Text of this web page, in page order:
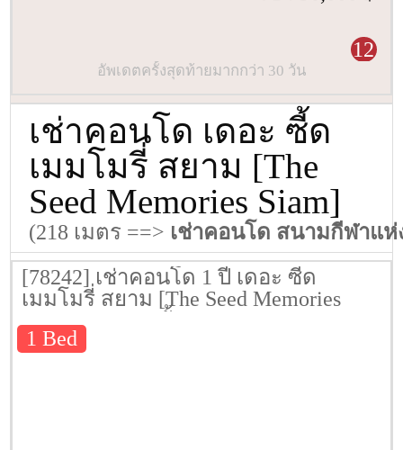
12
อัพเดตครั้งสุดท้ายมากกว่า 30 วัน
เช่าคอนโด เดอะ ซี้ด
เมมโมรี่ สยาม [The
Seed Memories Siam]
(218 เมตร ==> เช่าคอนโด สนามกีฬาแห่
[78242] เช่าคอนโด 1 ปี เดอะ ซี้ด
เมมโมรี่ สยาม [The Seed Memories
Siam] 44 ตรม. ชั้น 4
1 Bed